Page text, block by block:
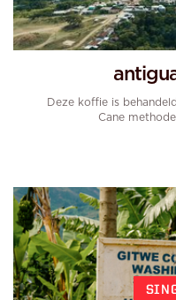
Deze koffie is
Cane